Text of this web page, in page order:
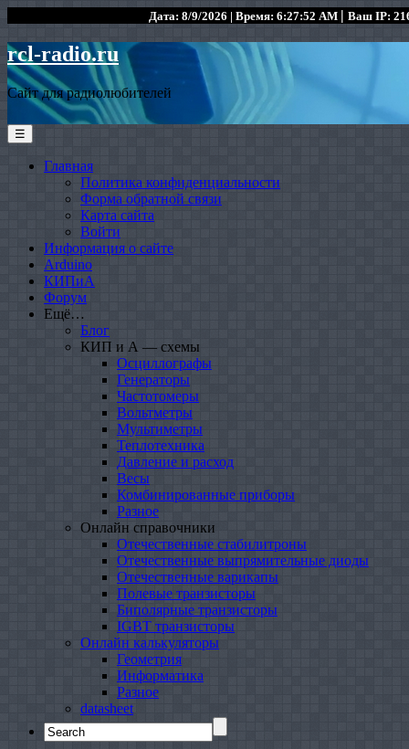
Дата: 8/9/2026 | Время: 6:27:52 AM | Ваш IP:
rcl-radio.ru
Сайт для радиолюбителей
☰
Главная
Политика конфиденциальности
Форма обратной связи
Карта сайта
Войти
Информация о сайте
Arduino
КИПиА
Форум
Ещё…
Блог
КИП и А — схемы
Осциллографы
Генераторы
Частотомеры
Вольтметры
Мультиметры
Теплотехника
Давление и расход
Весы
Комбинированные приборы
Разное
Онлайн справочники
Отечественные стабилитроны
Отечественные выпрямительные диоды
Отечественные варикапы
Полевые транзисторы
Биполярные транзисторы
IGBT транзисторы
Онлайн калькуляторы
Геометрия
Информатика
Разное
datasheet
Search
for: